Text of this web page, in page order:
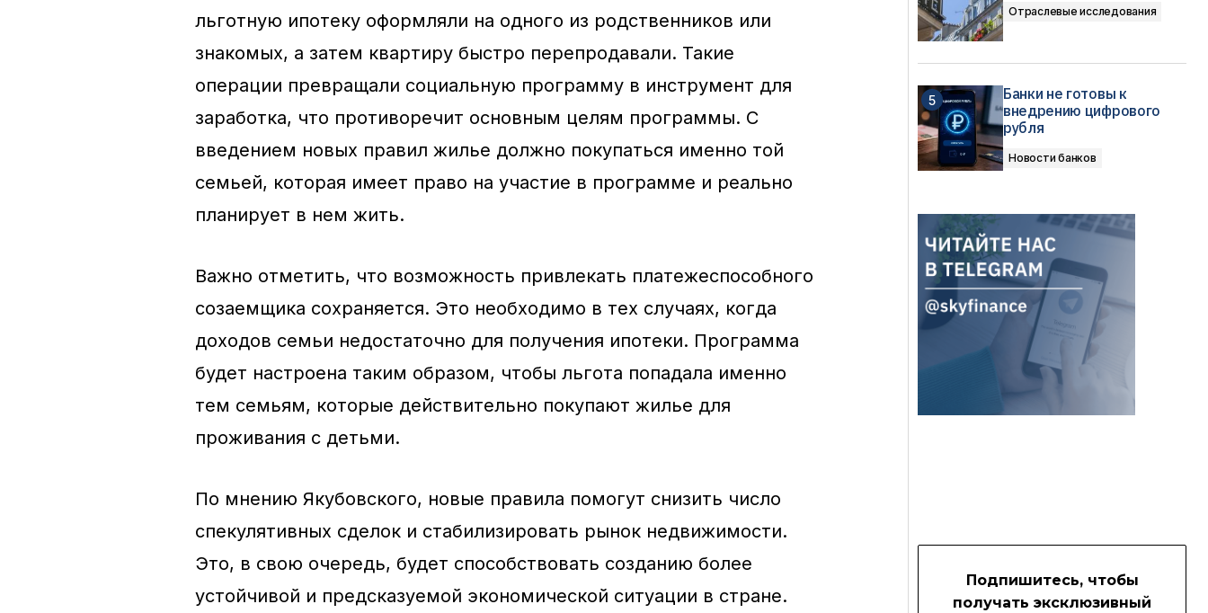
льготную ипотеку оформляли на одного из родственников или
знакомых, а затем квартиру быстро перепродавали. Такие
операции превращали социальную программу в инструмент для
заработка, что противоречит основным целям программы. С
введением новых правил жилье должно покупаться именно той
семьей, которая имеет право на участие в программе и реально
планирует в нем жить.
Важно отметить, что возможность привлекать платежеспособного
созаемщика сохраняется. Это необходимо в тех случаях, когда
доходов семьи недостаточно для получения ипотеки. Программа
будет настроена таким образом, чтобы льгота попадала именно
тем семьям, которые действительно покупают жилье для
проживания с детьми.
По мнению Якубовского, новые правила помогут снизить число
спекулятивных сделок и стабилизировать рынок недвижимости.
Это, в свою очередь, будет способствовать созданию более
устойчивой и предсказуемой экономической ситуации в стране.
Отраслевые исследования
Банки не готовы к
внедрению цифрового
рубля
Новости банков
Подпишитесь, чтобы
получать эксклюзивный